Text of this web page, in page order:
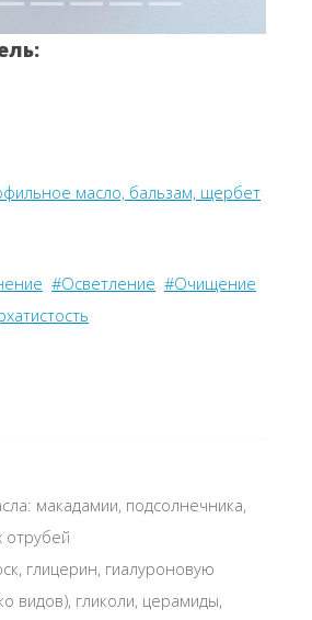
масло, бальзам, щербет
#Осветление #Очищение
макадамии, подсолнечника,
отрубей
глицерин, гиалуроновую
видов), гликоли, церамиды,